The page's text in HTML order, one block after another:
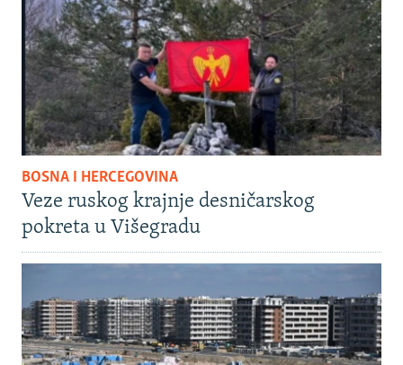
BOSNA I HERCEGOVINA
Veze ruskog krajnje desničarskog
pokreta u Višegradu